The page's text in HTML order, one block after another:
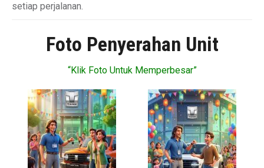
setiap perjalanan.
Foto Penyerahan Unit
“Klik Foto Untuk Memperbesar”